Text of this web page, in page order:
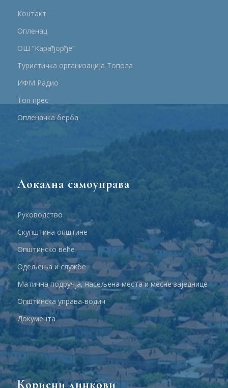
Контакт
Опленац
ОШ “Карађорђе”
Туристичка организација Топола
ИФМ Радио
Топ прес
Опленачка берба
Локална самоуправа
Руководство
Скупштина општине
Општинско веће
Одељења и службе
Матична подручја, насељена места и месне заједнице
Општинска управа-водич
Документа
Корисни линкови